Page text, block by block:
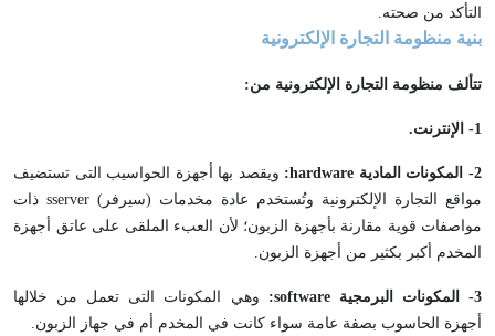
التأكد من صحته.
بنية منظومة التجارة الإلكترونية
تتألف منظومة التجارة الإلكترونية من:
1- الإنترنت.
2- المكونات المادية hardware
: ويقصد بها أجهزة الحواسيب التى تستضيف
مواقع التجارة الإلكترونية وتُستخدم عادة مخدمات (سيرفر) sserver ذات
مواصفات قوية مقارنة بأجهزة الزبون؛ لأن العبء الملقى على عاتق أجهزة
المخدم أكبر بكثير من أجهزة الزبون.
3- المكونات البرمجيةsoftware
: وهي المكونات التى تعمل من خلالها
أجهزة الحاسوب بصفة عامة سواء كانت في المخدم أم في جهاز الزبون.